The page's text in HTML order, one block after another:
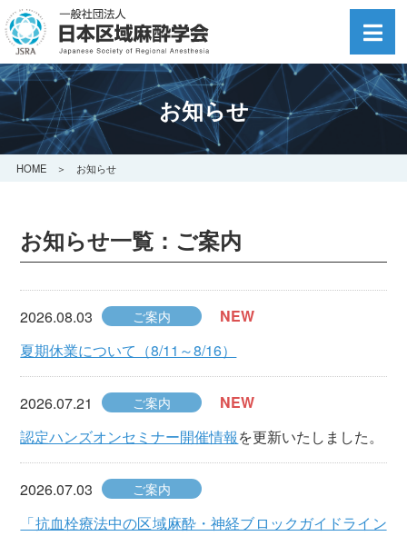
お知らせ
HOME＞ お知らせ
お知らせ一覧：ご案内
2026.08.03 ご案内
NEW
夏期休業について（8/11～8/16）
2026.07.21 ご案内
NEW
認定ハンズオンセミナー開催情報を更新いたしました。
2026.07.03 ご案内
「抗血栓療法中の区域麻酔・神経ブロックガイドライン